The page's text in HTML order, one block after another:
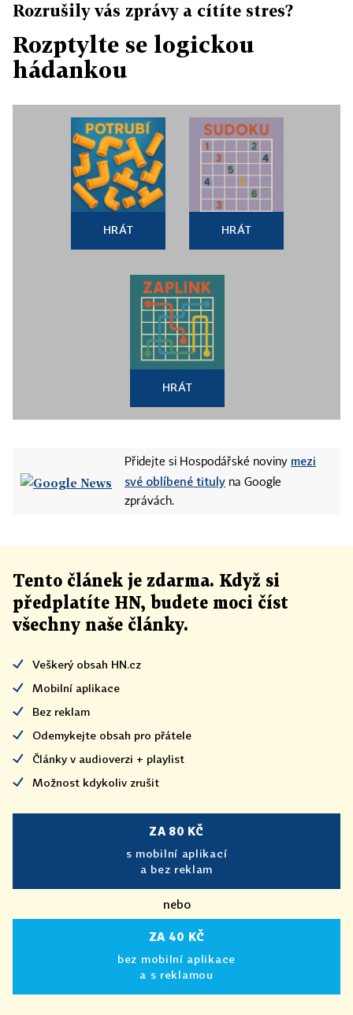
Rozrušily vás zprávy a cítíte stres?
Rozptylte se logickou
hádankou
HRÁT HRÁT
HRÁT
Přidejte si Hospodářské noviny mezi
své oblíbené tituly na Google
zprávách.
Tento článek je zdarma. Když si
předplatíte HN, budete moci číst
všechny naše články.
Veškerý obsah HN.cz
Mobilní aplikace
Bez reklam
Odemykejte obsah pro přátele
Články v audioverzi + playlist
Možnost kdykoliv zrušit
ZA 80 KČ
s mobilní aplikací
a bez reklam
nebo
ZA 40 KČ
bez mobilní aplikace
a s reklamou